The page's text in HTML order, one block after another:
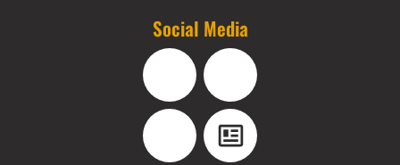
Social Media
Facebook Instagram
YouTube Blog